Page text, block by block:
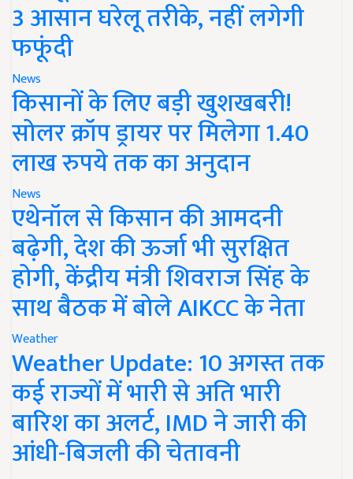
3 आसान घरेलू तरीके, नहीं लगेगी
फफूंदी
News
किसानों के लिए बड़ी खुशखबरी!
सोलर क्रॉप ड्रायर पर मिलेगा 1.40
लाख रुपये तक का अनुदान
News
एथेनॉल से किसान की आमदनी
बढ़ेगी, देश की ऊर्जा भी सुरक्षित
होगी, केंद्रीय मंत्री शिवराज सिंह के
साथ बैठक में बोले AIKCC के नेता
Weather
Weather Update: 10 अगस्त तक
कई राज्यों में भारी से अति भारी
बारिश का अलर्ट, IMD ने जारी की
आंधी-बिजली की चेतावनी